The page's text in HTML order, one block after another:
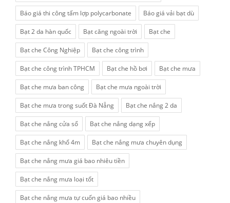
Báo giá thi công tấm lợp polycarbonate Báo giá vải bạt dù
Bạt 2 da hàn quốc Bạt căng ngoài trời Bạt che
Bạt che Công Nghiệp Bạt che công trình
Bạt che công trình TPHCM Bạt che hồ bơi Bạt che mưa
Bạt che mưa ban công Bạt che mưa ngoài trời
Bạt che mưa trong suốt Đà Nẵng Bạt che nắng 2 da
Bạt che nắng cửa sổ Bạt che nắng dạng xếp
Bạt che nắng khổ 4m Bạt che nắng mưa chuyên dụng
Bạt che nắng mưa giá bao nhiêu tiền
Bạt che nắng mưa loại tốt
Bạt che nắng mưa tự cuốn giá bao nhiều